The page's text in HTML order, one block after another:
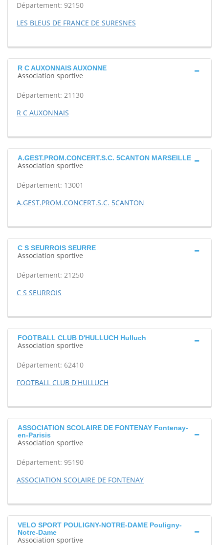
Département: 92150
LES BLEUS DE FRANCE DE SURESNES
R C AUXONNAIS AUXONNE
Association sportive
Département: 21130
R C AUXONNAIS
A.GEST.PROM.CONCERT.S.C. 5CANTON MARSEILLE
Association sportive
Département: 13001
A.GEST.PROM.CONCERT.S.C. 5CANTON
C S SEURROIS SEURRE
Association sportive
Département: 21250
C S SEURROIS
FOOTBALL CLUB D'HULLUCH Hulluch
Association sportive
Département: 62410
FOOTBALL CLUB D'HULLUCH
ASSOCIATION SCOLAIRE DE FONTENAY Fontenay-
en-Parisis
Association sportive
Département: 95190
ASSOCIATION SCOLAIRE DE FONTENAY
VELO SPORT POULIGNY-NOTRE-DAME Pouligny-
Notre-Dame
Association sportive